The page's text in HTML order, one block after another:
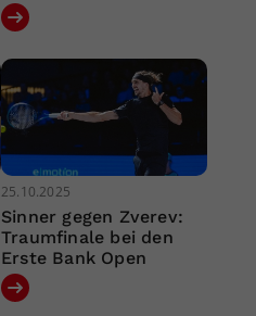
25.10.2025
Sinner gegen Zverev:
Traumfinale bei den
Erste Bank Open